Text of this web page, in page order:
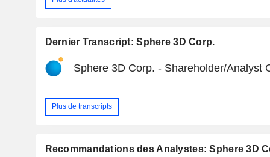
Dernier Transcript: Sphere 3D Corp.
Sphere 3D Corp. - Shareholder/Analyst
Plus de transcripts
Recommandations des Analystes: Sphere 3D